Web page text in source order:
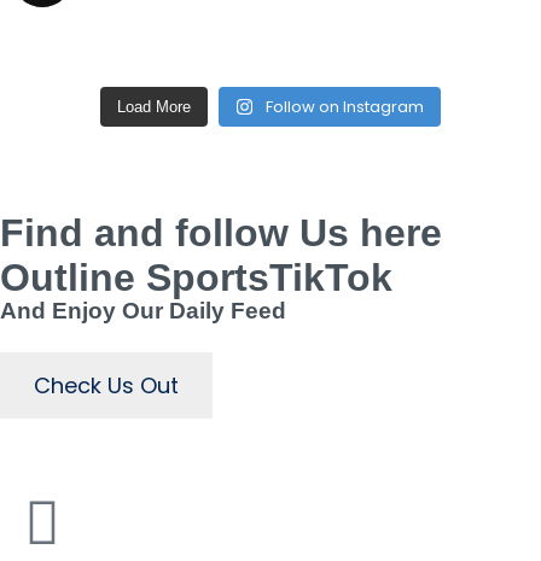
Load More Follow on Instagram
Find and follow Us here
Outline SportsTikTok
And Enjoy Our Daily Feed
Check Us Out